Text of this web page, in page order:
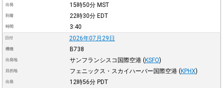
出発 15時50分 MST
到着 22時30分 EDT
時間 3:40
日付 2026年07月29日
機種 B738
出発地 サンフランシスコ国際空港 (KSFO)
目的地 フェニックス・スカイハーバー国際空港 (KPHX)
出発 12時56分 PDT